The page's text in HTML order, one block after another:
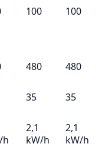
100 100
480 480
35 35
h
2,1
kW/h
2,1
kW/h